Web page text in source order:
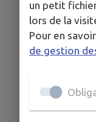
un petit
lors de la
Pour en
de gestion